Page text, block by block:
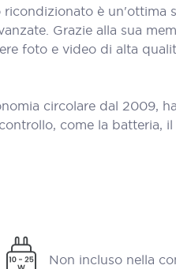
ricondizionato è
Grazie alla sua
foto e video di alta
circolare dal
come la batteria,
Non incluso nella